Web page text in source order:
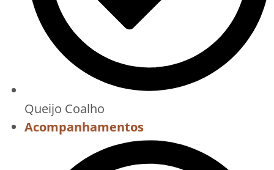
Queijo Coalho
Acompanhamentos